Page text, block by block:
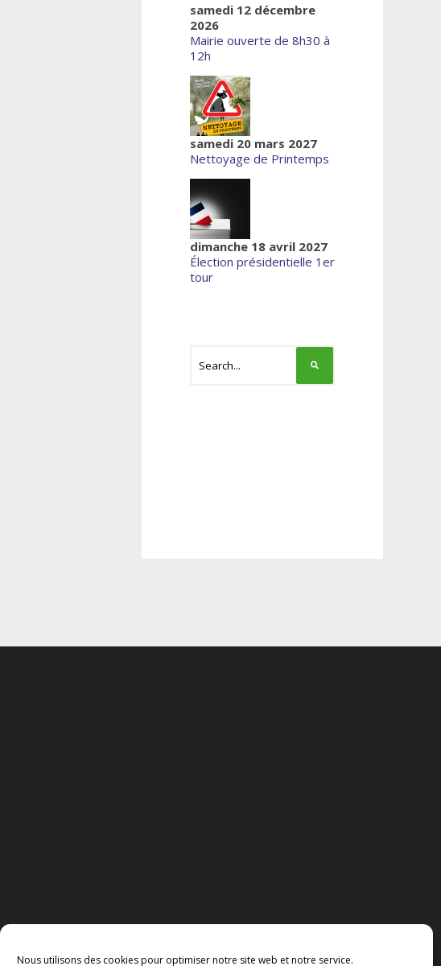
Nous utilisons des cookies pour optimiser notre site web et notre service.
samedi 12 décembre
2026
Mairie ouverte de 8h30 à
12h
samedi 20 mars 2027
Nettoyage de Printemps
dimanche 18 avril 2027
Élection présidentielle 1er
tour